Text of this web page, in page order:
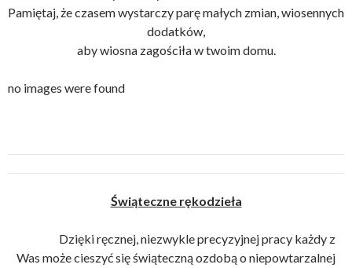
Pamiętaj, że czasem wystarczy parę małych zmian, wiosennych
dodatków,
aby wiosna zagościła w twoim domu.
no images were found
Świąteczne rękodzieła
Dzięki ręcznej, niezwykle precyzyjnej pracy każdy z
Was może cieszyć się świąteczną ozdobą o niepowtarzalnej